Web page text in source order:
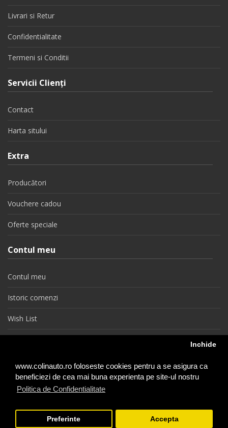
www.colinauto.ro foloseste cookies pentru a se asigura ca
beneficiezi de cea mai buna experienta pe site-ul nostru
Politica de Confidentialitate
Inchide
Preferinte Accepta
Livrari si Retur
Confidentialitate
Termeni si Conditii
Servicii Clienţi
Contact
Harta sitului
Extra
Producători
Vouchere cadou
Oferte speciale
Contul meu
Contul meu
Istoric comenzi
Wish List